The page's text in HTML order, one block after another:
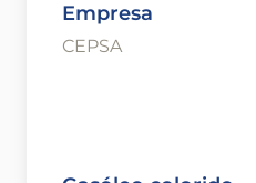
Empresa
CEPSA